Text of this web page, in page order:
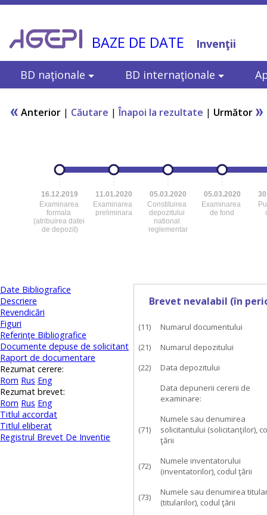
BAZE DE DATE Invenţii
BD naţionale BD internaţionale
Anterior | Căutare |Înapoi la rezultate | Următor
16.12.2019
Examinarea
formala
(atribuirea datei
de depozit)
11.01.2020
Examinarea
preliminara
05.03.2020
Constituirea
depozitului
national
reglementar
05.03.2020
Examinarea
de fond
Date Bibliografice
Descriere
Revendicări
Figuri
Referinţe Bibliografice
Documente depuse de solicitant
Raport de documentare
Rezumat cerere:
Rom Rus Eng
Rezumat brevet:
Rom Rus Eng
Titlul accordat
Titlul eliberat
Registrul Brevet De Inventie
Brevet nevalabil (în
(11)
Numarul documentului
(21)
Numarul depozitului
(22)
Data depozitului
Data depunerii cererii de
examinare:
(71)
Numele sau denumirea
solicitantului (solicitanţilor),
ţării
(72)
Numele inventatorului
(inventatorilor), codul ţării
(73)
Numele sau denumirea
(titularilor), codul ţării